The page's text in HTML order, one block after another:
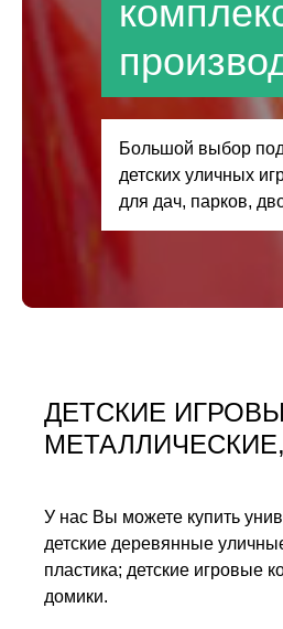
Большой выбор под
детских уличных
для дач, парков,
ДЕТСКИЕ
У нас Вы можете купить
детские деревянные
пластика; детские игровые
домики.